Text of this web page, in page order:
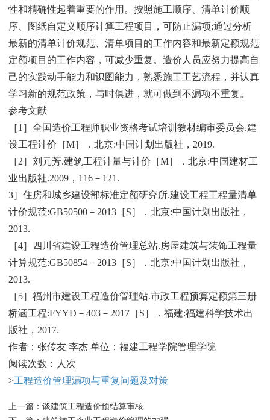
性和精确性起着重要的作用。按照施工顺序、清单计价顺
序、图纸自定义顺序计算工程项目，可防止漏项;通过分析
最新的清单计价规范、清单项目的工作内容和最新定额规范
定额项目的工作内容，可减少重复。造价人员应努力提高自
己的实践动手能力和识图能力，熟悉施工工艺流程，并认真
学习新的规范政策，与时俱进，就可做到不漏项不重复。
参考文献
［1］全国造价工程师职业资格考试培训教材编审委员会.建
设工程计价［M］．北京:中国计划出版社，2019.
［2］刘元芳.建筑工程计量与计价［M］．北京:中国建材工
业出版社.2009，116－121.
3］住房和城乡建设部标准定额研究所.建设工程工程量清单
计价规范:GB50500－2013［S］．北京:中国计划出版社，
2013.
［4］四川省建设工程造价管理总站.房屋建筑与装饰工程量
计算规范:GB50854－2013［S］．北京:中国计划出版社，
2013.
［5］福州市建设工程造价管理站.市政工程预算定额第三册
桥涵工程:FYYD－403－2017［S］．福建:福建科学技术出
版社，2017.
作者：张传友 李杰 单位：福建工程学院管理学院
阅读次数：人次
>工程造价管理漏项与重复问题及对策
上一篇：谈建筑工程造价预结算审核